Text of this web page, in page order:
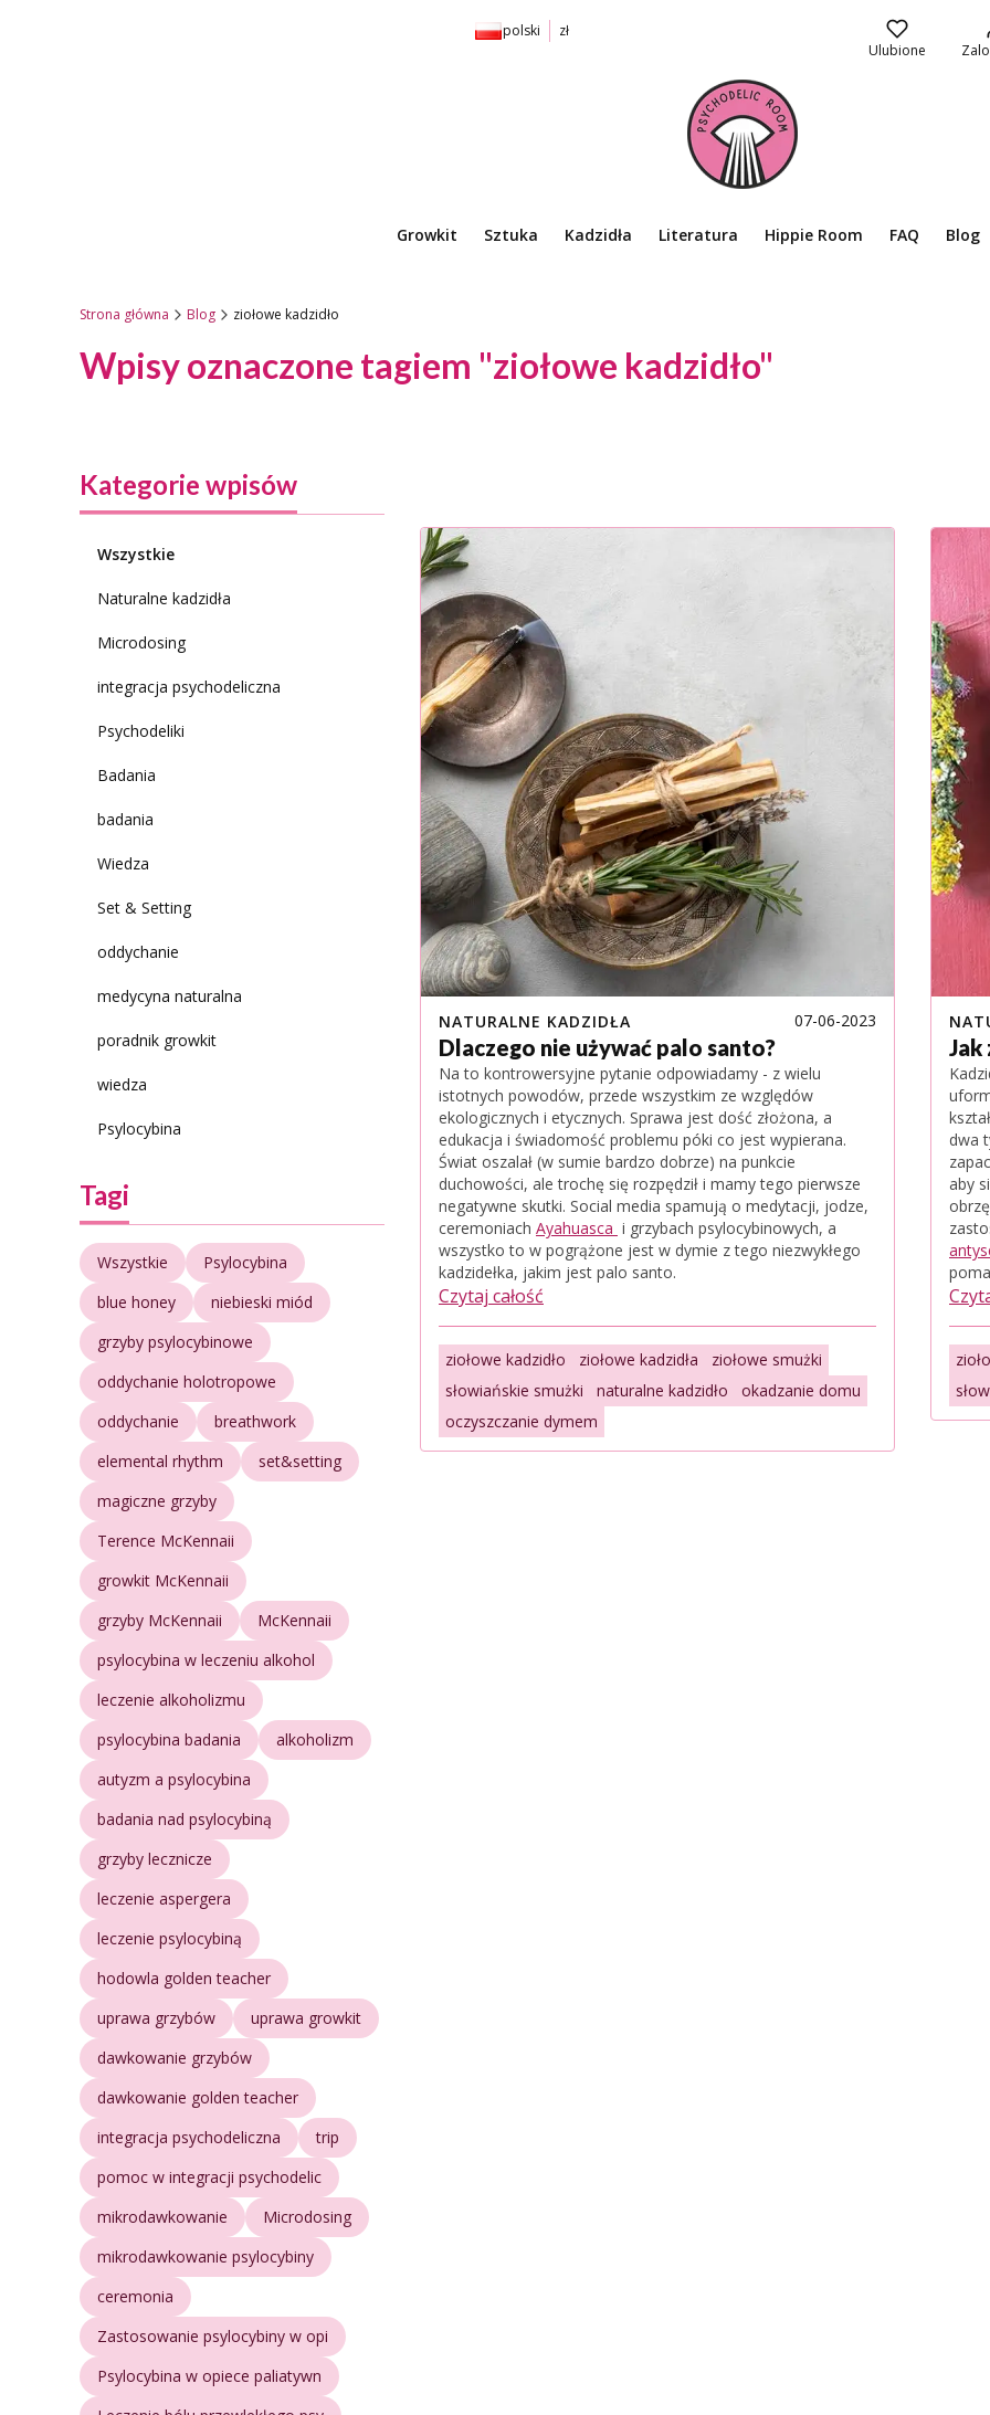
polski
zł
Ulubione
Growkit Sztuka Kadzidła Literatura Hippie Room FAQ Blog
Strona główna Blog ziołowe kadzidło
Wpisy oznaczone tagiem "ziołowe kadzidło"
Kategorie wpisów
Wszystkie
Naturalne kadzidła
Microdosing
integracja psychodeliczna
Psychodeliki
Badania
badania
Wiedza
Set & Setting
oddychanie
medycyna naturalna
poradnik growkit
wiedza
Psylocybina
Tagi
Wszystkie
Psylocybina
blue honey
niebieski miód
grzyby psylocybinowe
oddychanie holotropowe
oddychanie
breathwork
elemental rhythm
set&setting
magiczne grzyby
Terence McKennaii
growkit McKennaii
grzyby McKennaii
McKennaii
psylocybina w leczeniu alkohol
leczenie alkoholizmu
psylocybina badania
alkoholizm
autyzm a psylocybina
badania nad psylocybiną
grzyby lecznicze
leczenie aspergera
leczenie psylocybiną
hodowla golden teacher
uprawa grzybów
uprawa growkit
dawkowanie grzybów
dawkowanie golden teacher
integracja psychodeliczna
trip
pomoc w integracji psychodelic
mikrodawkowanie
Microdosing
mikrodawkowanie psylocybiny
ceremonia
Zastosowanie psylocybiny w opi
Psylocybina w opiece paliatywn
NATURALNE KADZIDŁA 07-06-2023
Dlaczego nie używać palo santo?
Na to kontrowersyjne pytanie odpowiadamy - z wielu
istotnych powodów, przede wszystkim ze względów
ekologicznych i etycznych. Sprawa jest dość złożona, a
edukacja i świadomość problemu póki co jest wypierana.
Świat oszalał (w sumie bardzo dobrze) na punkcie
duchowości, ale trochę się rozpędził i mamy tego pierwsze
negatywne skutki. Social media spamują o medytacji, jodze,
ceremoniach Ayahuasca i grzybach psylocybinowych, a
wszystko to w pogrążone jest w dymie z tego niezwykłego
kadzidełka, jakim jest palo santo.
Czytaj całość
ziołowe kadzidło ziołowe kadzidła
ziołowe smużki
słowiańskie smużki
naturalne kadzidło
okadzanie domu
oczyszczanie dymem
Jak
dwa
aby